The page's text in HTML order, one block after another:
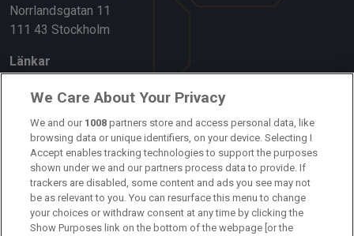
Norrlandsgatan 11
111 43 Stockholm
Länkar
Om oss
Kontakta oss
Kundtjänst
Sponsor: Rekatochklart
Annonsera på Fotbolldirekt
We Care About Your Privacy
We and our 1008 partners store and access personal data, like
browsing data or unique identifiers, on your device. Selecting I
Accept enables tracking technologies to support the purposes
shown under we and our partners process data to provide. If
trackers are disabled, some content and ads you see may not
be as relevant to you. You can resurface this menu to change
your choices or withdraw consent at any time by clicking the
Show Purposes link on the bottom of the webpage [or the